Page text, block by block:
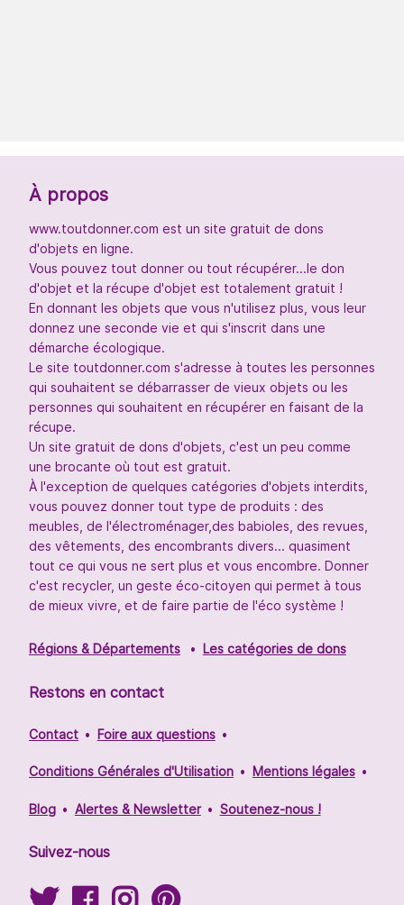
À propos
www.toutdonner.com est un site gratuit de dons
d'objets en ligne.
Vous pouvez tout donner ou tout récupérer...le don
d'objet et la récupe d'objet est totalement gratuit !
En donnant les objets que vous n'utilisez plus, vous leur
donnez une seconde vie et qui s'inscrit dans une
démarche écologique.
Le site toutdonner.com s'adresse à toutes les personnes
qui souhaitent se débarrasser de vieux objets ou les
personnes qui souhaitent en récupérer en faisant de la
récupe.
Un site gratuit de dons d'objets, c'est un peu comme
une brocante où tout est gratuit.
À l'exception de quelques catégories d'objets interdits,
vous pouvez donner tout type de produits : des
meubles, de l'électroménager,des babioles, des revues,
des vêtements, des encombrants divers... quasiment
tout ce qui vous ne sert plus et vous encombre. Donner
c'est recycler, un geste éco-citoyen qui permet à tous
de mieux vivre, et de faire partie de l'éco système !
Régions & Départements Les catégories de dons
Restons en contact
Contact Foire aux questions
Conditions Générales d'Utilisation Mentions légales
Blog Alertes & Newsletter Soutenez-nous !
Suivez-nous